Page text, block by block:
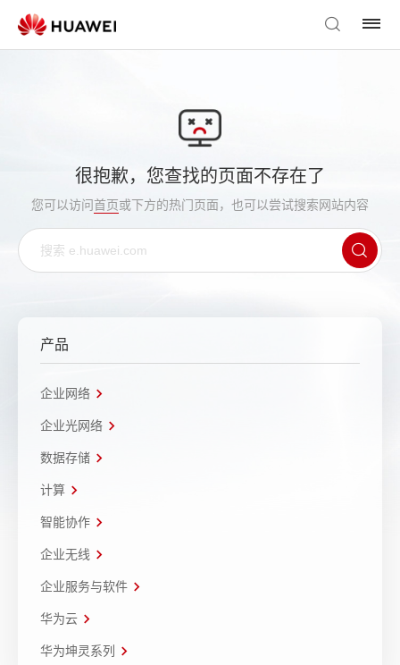
很抱歉，您查找的页面不存在了
您可以访问首页或下方的热门页面，也可以尝试搜索网站内容
产品
企业网络
企业光网络
数据存储
计算
智能协作
企业无线
企业服务与软件
华为云
华为坤灵系列